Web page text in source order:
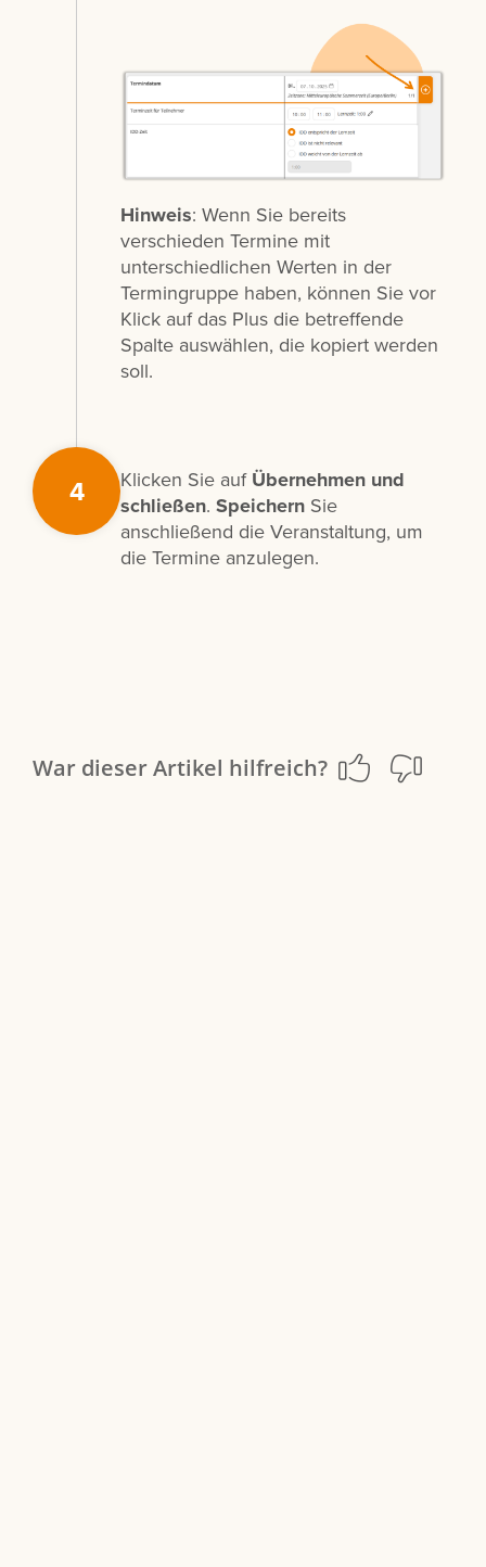
Hinweis: Wenn Sie bereits
verschieden Termine mit
unterschiedlichen Werten in der
Termingruppe haben, können Sie vor
Klick auf das Plus die betreffende
Spalte auswählen, die kopiert werden
soll.
4 Klicken Sie aufÜbernehmen und
schließen. Speichern Sie
anschließend die Veranstaltung, um
die Termine anzulegen.
War dieser Artikel hilfreich?